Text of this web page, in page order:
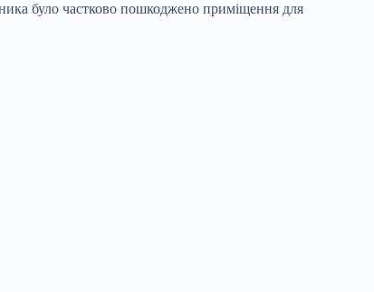
було частково пошкоджено приміщення для